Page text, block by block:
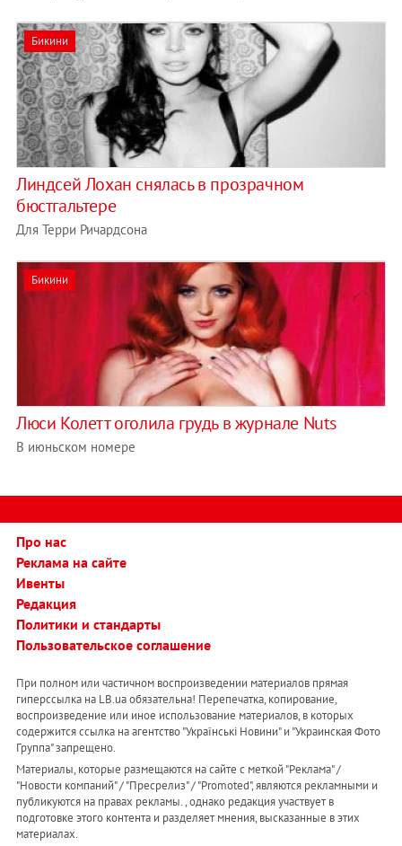
Бикини
Линдсей Лохан снялась в прозрачном
бюстгальтере
Для Терри Ричардсона
Бикини
Люси Колетт оголила грудь в журнале Nuts
В июньском номере
Про нас
Реклама на сайте
Ивенты
Редакция
Политики и стандарты
Пользовательское соглашение
При полном или частичном воспроизведении материалов прямая
гиперссылка на LB.ua обязательна! Перепечатка, копирование,
воспроизведение или иное использование материалов, в которых
содержится ссылка на агентство "Українськi Новини" и "Украинская Фото
Группа" запрещено.
Материалы, которые размещаются на сайте с меткой "Реклама" /
"Новости компаний" / "Пресрелиз" / "Promoted", являются рекламными и
публикуются на правах рекламы. , однако редакция участвует в
подготовке этого контента и разделяет мнения, высказанные в этих
материалах.